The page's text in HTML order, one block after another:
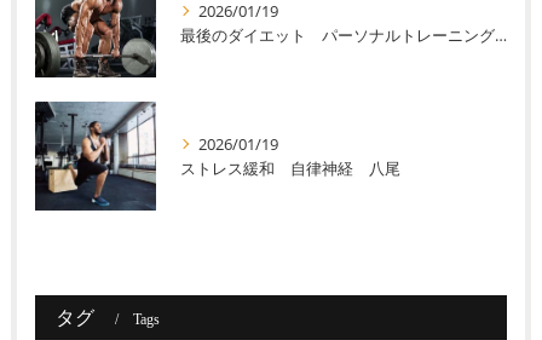
2026/01/19
最後のダイエット パーソナルトレーニング 八尾
2026/01/19
ストレス緩和 自律神経 八尾
タグ Tags